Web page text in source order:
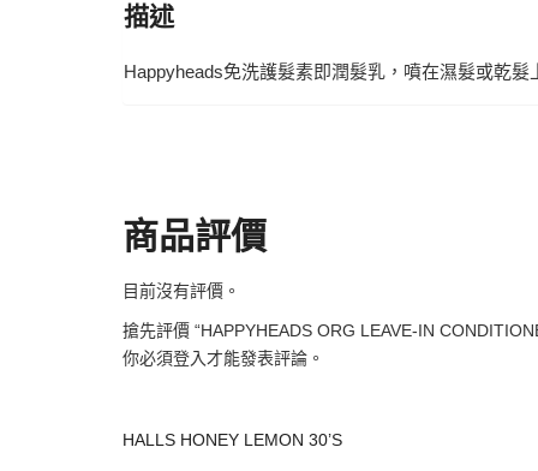
描述
Happyheads免洗護髮素即潤髮乳，噴在濕髮或乾
商品評價
目前沒有評價。
搶先評價 “HAPPYHEADS ORG LEAVE-IN
你必須登入 才能發表評論。
HALLS HONEY LEMON 30’S